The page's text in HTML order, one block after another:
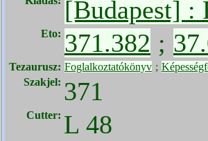
[Budapest] :
Eto: 371.382 ;
Tezaurusz: Foglalkoztatókönyv ;
Szakjel: 371
Cutter: L 48